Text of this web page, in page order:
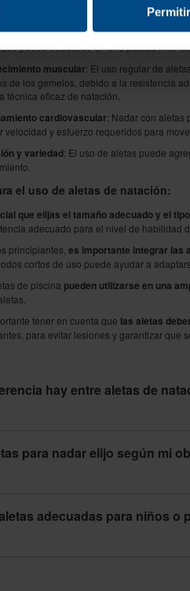
de la técnica:
Al usar aletas, los
diferente de la propulsión y la
puede traducirse en una patada más
muscular: El uso regular de
de los gemelos, debido a la resistencia
técnica eficaz de natación.
cardiovascular: Nadar con aletas
velocidad y esfuerzo requeridos para
y variedad: El uso de aletas puede
el uso de aletas de natación:
que elijas el tamaño adecuado y el
adecuado para el nivel de habilidad
principiantes, es importante integrar las
cortos de uso puede ayudar a
de piscina pueden utilizarse en una
tener en cuenta que las aletas
para evitar lesiones y garantizar que
hay entre aletas de
para nadar elijo según mi
adecuadas para niños o